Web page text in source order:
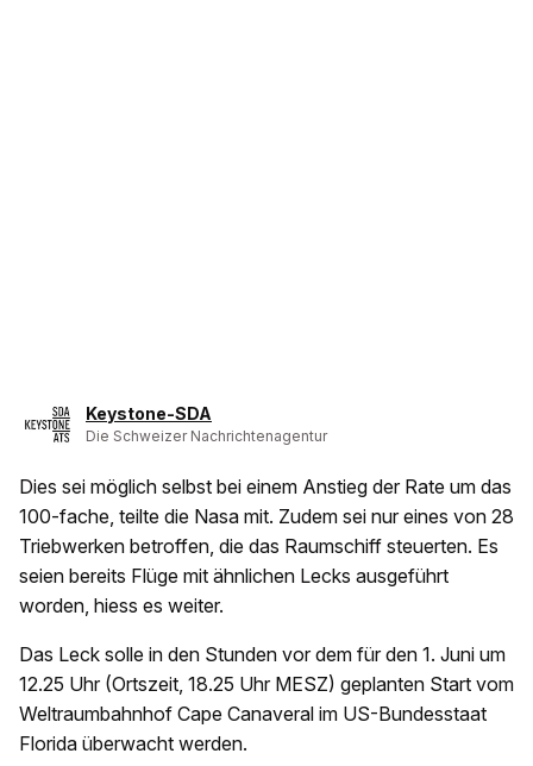
Keystone-SDA
Die Schweizer Nachrichtenagentur
Dies sei möglich selbst bei einem Anstieg der Rate um das
100-fache, teilte die Nasa mit. Zudem sei nur eines von 28
Triebwerken betroffen, die das Raumschiff steuerten. Es
seien bereits Flüge mit ähnlichen Lecks ausgeführt
worden, hiess es weiter.
Das Leck solle in den Stunden vor dem für den 1. Juni um
12.25 Uhr (Ortszeit, 18.25 Uhr MESZ) geplanten Start vom
Weltraumbahnhof Cape Canaveral im US-Bundesstaat
Florida überwacht werden.